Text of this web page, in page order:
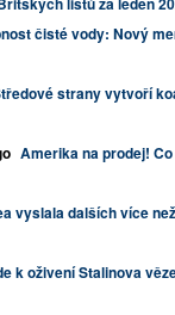
čisté vody: Nový
strany vytvoří
Amerika na prodej!
vyslala dalších více
k oživení Stalinova